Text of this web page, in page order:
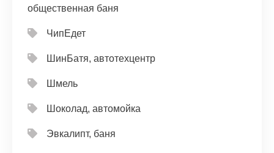
общественная баня
ЧипЕдет
ШинБатя, автотехцентр
Шмель
Шоколад, автомойка
Эвкалипт, баня